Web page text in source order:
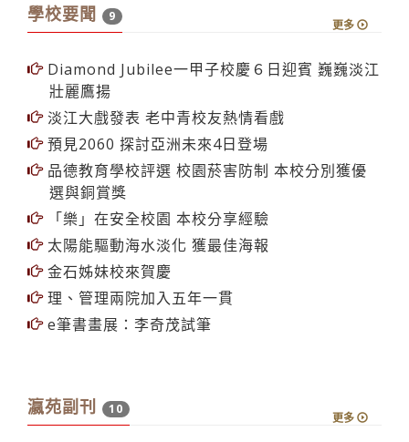
學校要聞 9
更多
Diamond Jubilee一甲子校慶６日迎賓 巍巍淡江
壯麗鷹揚
淡江大戲發表 老中青校友熱情看戲
預見2060 探討亞洲未來4日登場
品德教育學校評選 校園菸害防制 本校分別獲優
選與銅賞獎
「樂」在安全校園 本校分享經驗
太陽能驅動海水淡化 獲最佳海報
金石姊妹校來賀慶
理、管理兩院加入五年一貫
e筆書畫展：李奇茂試筆
瀛苑副刊 10
更多